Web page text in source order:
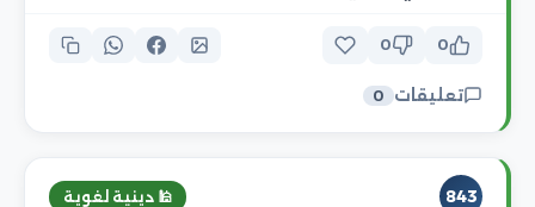
0
0
تعليقات 0
843 🕌 دينية لغوية